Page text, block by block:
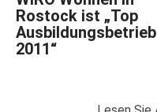
Rostock ist „Top
Ausbildungsbetrieb
2011“